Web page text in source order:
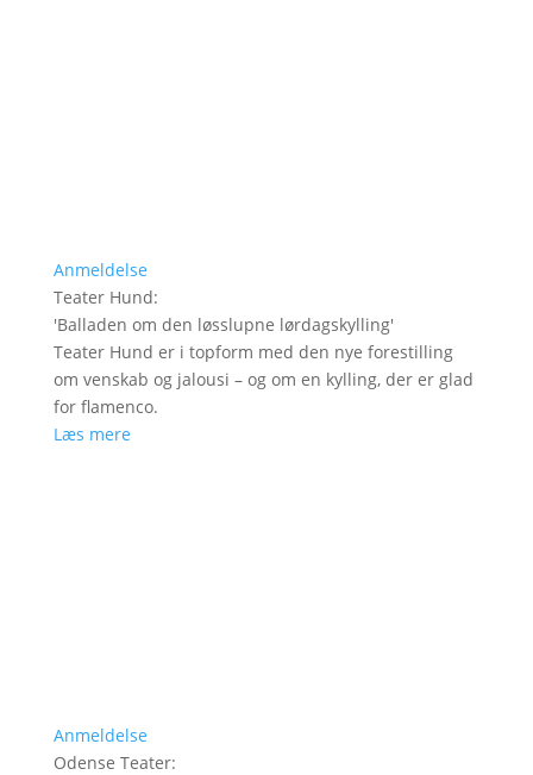
Anmeldelse
Teater Hund:
'Balladen om den løsslupne lørdagskylling'
Teater Hund er i topform med den nye forestilling
om venskab og jalousi – og om en kylling, der er glad
for flamenco.
Læs mere
Anmeldelse
Odense Teater: